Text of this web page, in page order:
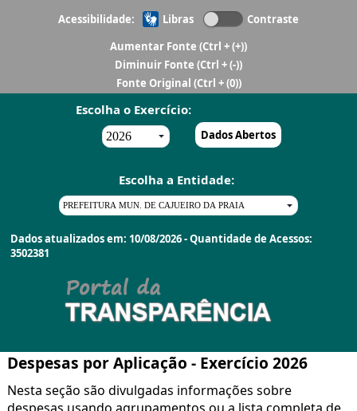
Acessibilidade: Libras
Contraste
Aumentar Fonte (Ctrl + (+))
Diminuir Fonte (Ctrl + (-))
Fonte Original (Ctrl + (0))
Escolha o Exercício:
Dados Abertos
Escolha a Entidade:
Dados atualizados em: 10/08/2026 - Quantidade de Acessos:
3502381